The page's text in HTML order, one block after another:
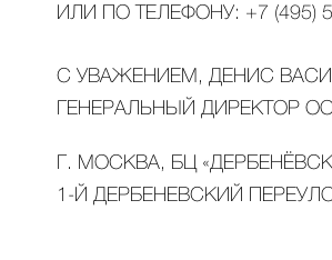
ИЛИ ПО ТЕЛЕФОНУ: +7 (495)
С УВАЖЕНИЕМ, ДЕНИС
ГЕНЕРАЛЬНЫЙ ДИРЕКТОР
Г. МОСКВА, БЦ
1-Й ДЕРБЕНЕВСКИЙ